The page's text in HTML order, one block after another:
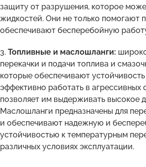
защиту от разрушения, которое
жидкостей. Они не только помогают
обеспечивают бесперебойную
3. Топливные и маслошланги:
перекачки и подачи топлива и
которые обеспечивают
эффективно работать в
позволяет им выдерживать высокое
Маслошланги предназначены для
и обеспечивают надежную и
устойчивостью к температурным
различных условиях эксплуатации.